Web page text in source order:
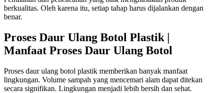
berkualitas. Oleh karena itu, setiap tahap harus dijalankan dengan
benar.
Proses Daur Ulang Botol Plastik |
Manfaat Proses Daur Ulang Botol
Proses daur ulang botol plastik memberikan banyak manfaat
lingkungan. Volume sampah yang mencemari alam dapat ditekan
secara signifikan. Lingkungan menjadi lebih bersih dan sehat.